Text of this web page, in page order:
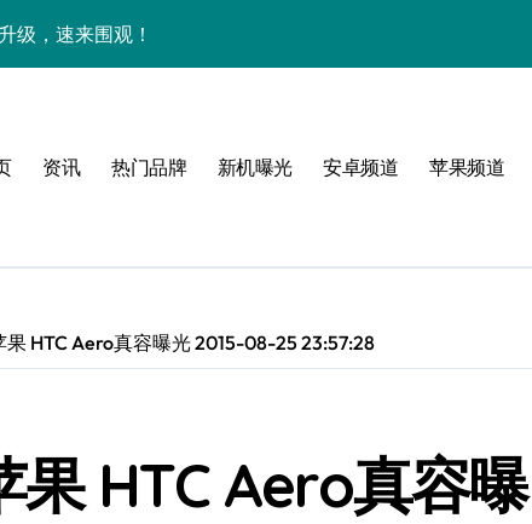
级，速来围观！
这是要逆天？
资讯一机全搞定！
功能大揭秘！
资讯秒掌握！
技巧大揭秘
解锁还有超值优惠
资讯 热门品牌 新机曝光 安卓频道 苹果频道
HTC Aero真容曝光 2015-08-25 23:57:28
HTC Aero真容曝